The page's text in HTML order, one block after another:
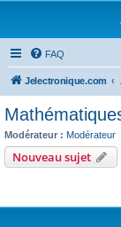
FAQ
Jelectronique.com
Modérateur : Modérateur
Nouveau sujet